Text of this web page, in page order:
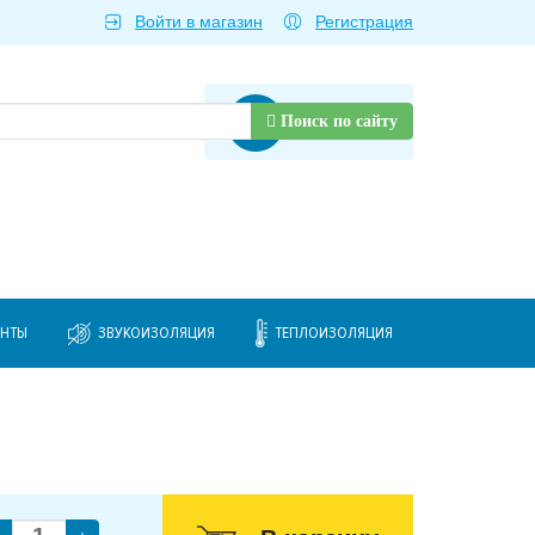
ЗВУКОИЗОЛЯЦИЯ ТЕПЛОИЗОЛЯЦИЯ
Войти в магазин Регистрация
Товаров нет
Поиск по сайту